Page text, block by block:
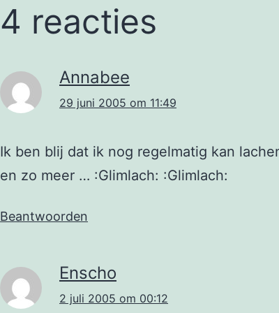
4 reacties
Annabee
29 juni 2005 om 11:49
Ik ben blij dat ik nog regelmatig kan
en zo meer … :Glimlach: :Glimlach:
Beantwoorden
Enscho
2 juli 2005 om 00:12